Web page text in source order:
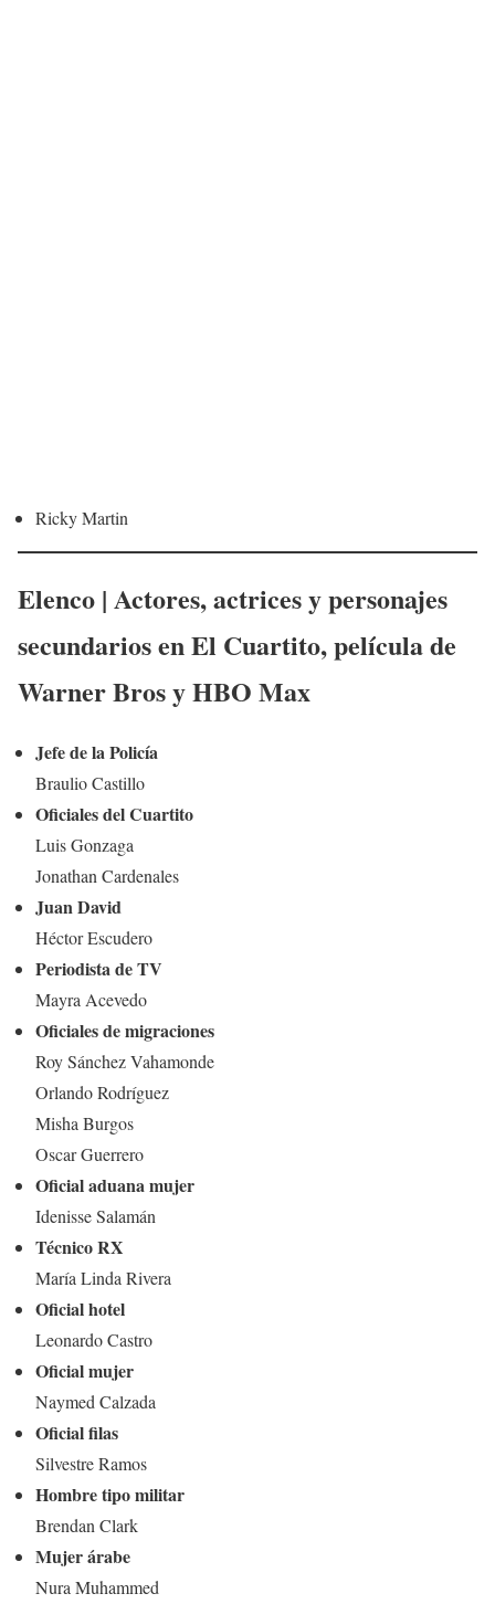
Ricky Martin
Elenco | Actores, actrices y personajes
secundarios enEl Cuartito,películade
Warner Bros y HBO Max
Jefe de la Policía
Braulio Castillo
Oficiales del Cuartito
Luis Gonzaga
Jonathan Cardenales
Juan David
Héctor Escudero
Periodista de TV
Mayra Acevedo
Oficiales de migraciones
Roy Sánchez Vahamonde
Orlando Rodríguez
Misha Burgos
Oscar Guerrero
Oficial aduana mujer
Idenisse Salamán
Técnico RX
María Linda Rivera
Oficial hotel
Leonardo Castro
Oficial mujer
Naymed Calzada
Oficial filas
Silvestre Ramos
Hombre tipo militar
Brendan Clark
Mujer árabe
Nura Muhammed